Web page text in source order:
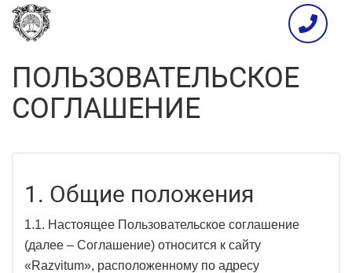
ПОЛЬЗОВАТЕЛЬСКОЕ
СОГЛАШЕНИЕ
1. Общие положения
1.1. Настоящее Пользовательское соглашение
(далее – Соглашение) относится к сайту
«Razvitum», расположенному по адресу